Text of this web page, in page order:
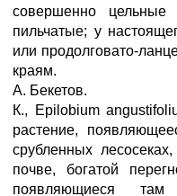
совершенно цельные
пильчатые; у
или продолговато-
краям.
А. Бекетов.
К., Epilobium
растение,
срубленных
почве, богатой
появляющиеся